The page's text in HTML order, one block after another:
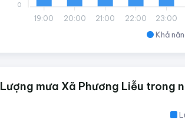
Khả
19:00 20:00 21:00 22:00 23:00
0
Lượng mưa Xã Phương Liễu trong